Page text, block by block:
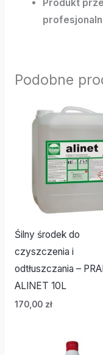
Produkt
Podobne
Śilny środek do
czyszczenia i
odtłuszczania –
ALINET 10L
170,00 zł